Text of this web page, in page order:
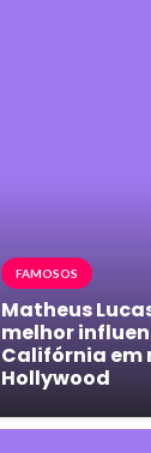
FAMOSOS
Matheus
melhor
Califórnia em
Hollywood